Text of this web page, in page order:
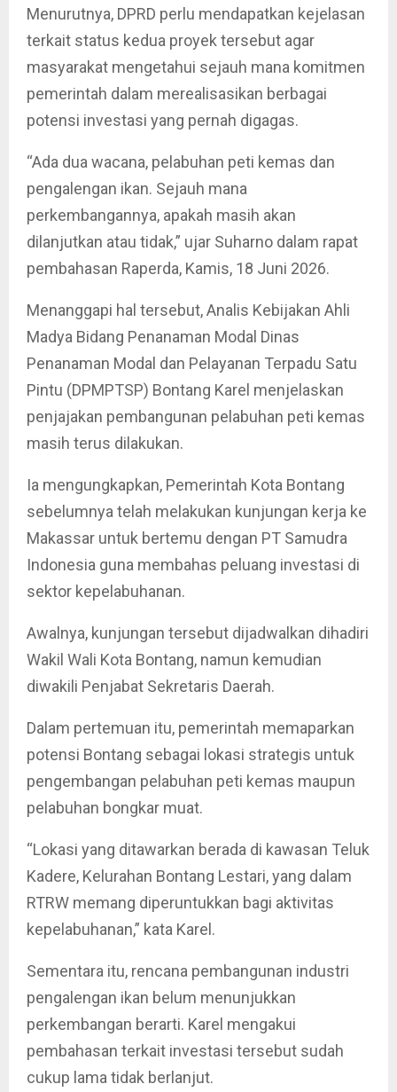
Menurutnya, DPRD perlu mendapatkan kejelasan
terkait status kedua proyek tersebut agar
masyarakat mengetahui sejauh mana komitmen
pemerintah dalam merealisasikan berbagai
potensi investasi yang pernah digagas.
“Ada dua wacana, pelabuhan peti kemas dan
pengalengan ikan. Sejauh mana
perkembangannya, apakah masih akan
dilanjutkan atau tidak,” ujar Suharno dalam rapat
pembahasan Raperda, Kamis, 18 Juni 2026.
Menanggapi hal tersebut, Analis Kebijakan Ahli
Madya Bidang Penanaman Modal Dinas
Penanaman Modal dan Pelayanan Terpadu Satu
Pintu (DPMPTSP) Bontang Karel menjelaskan
penjajakan pembangunan pelabuhan peti kemas
masih terus dilakukan.
Ia mengungkapkan, Pemerintah Kota Bontang
sebelumnya telah melakukan kunjungan kerja ke
Makassar untuk bertemu dengan PT Samudra
Indonesia guna membahas peluang investasi di
sektor kepelabuhanan.
Awalnya, kunjungan tersebut dijadwalkan dihadiri
Wakil Wali Kota Bontang, namun kemudian
diwakili Penjabat Sekretaris Daerah.
Dalam pertemuan itu, pemerintah memaparkan
potensi Bontang sebagai lokasi strategis untuk
pengembangan pelabuhan peti kemas maupun
pelabuhan bongkar muat.
“Lokasi yang ditawarkan berada di kawasan Teluk
Kadere, Kelurahan Bontang Lestari, yang dalam
RTRW memang diperuntukkan bagi aktivitas
kepelabuhanan,” kata Karel.
Sementara itu, rencana pembangunan industri
pengalengan ikan belum menunjukkan
perkembangan berarti. Karel mengakui
pembahasan terkait investasi tersebut sudah
cukup lama tidak berlanjut.